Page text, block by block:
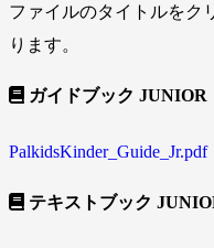
ファイルのタイトルをク
ります。
ガイドブック JUNIOR
PalkidsKinder_Guide_Jr.pdf
テキストブック